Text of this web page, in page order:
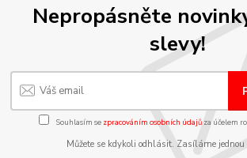
Nepropásněte
slevy!
Souhlasím se zpracováním osobních údajůza účelem
Můžete se kdykoli odhlásit. Zasíláme